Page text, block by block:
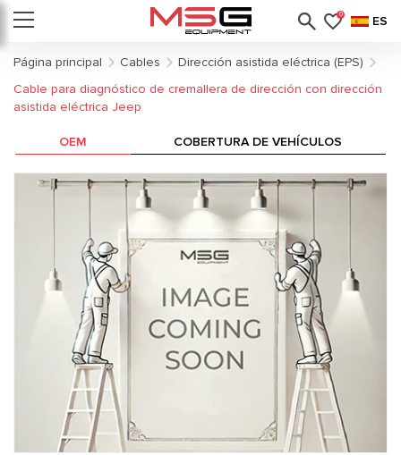
0 ES
Página principal Cables
Dirección asistida eléctrica (EPS)
Cable para diagnóstico de cremallera de dirección con dirección
asistida eléctrica Jeep
OEM COBERTURA DE VEHÍCULOS